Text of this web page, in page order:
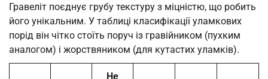
Гравеліт поєднує грубу текстуру з міцністю, що робить
його унікальним. У таблиці класифікації уламкових
порід він чітко стоїть поруч із гравійником (пухким
аналогом) і жорствяником (для кутастих уламків).
Не